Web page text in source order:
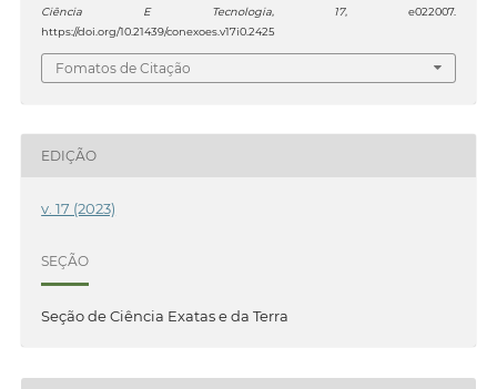
Ciência E Tecnologia, 17, e022007.
https://doi.org/10.21439/conexoes.v17i0.2425
Fomatos de Citação
EDIÇÃO
v. 17 (2023)
SEÇÃO
Seção de Ciência Exatas e da Terra